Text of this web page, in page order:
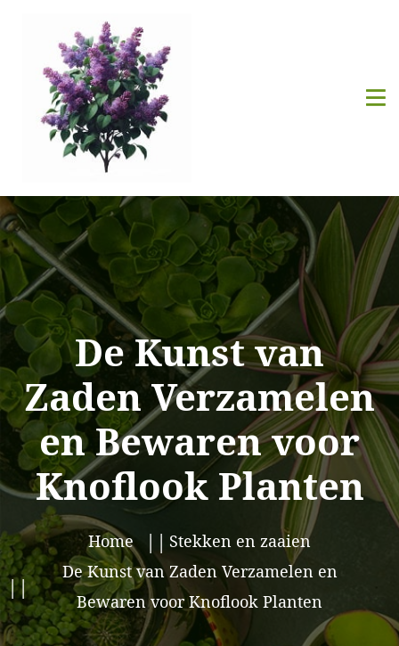
De Kunst van
Zaden Verzamelen
en Bewaren voor
Knoflook Planten
Home
Stekken en zaaien
De Kunst van Zaden Verzamelen en
Bewaren voor Knoflook Planten